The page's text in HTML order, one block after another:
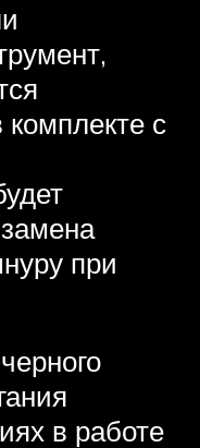
с
при
в работе